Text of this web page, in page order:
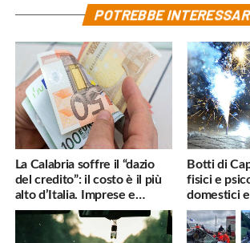
POTREBBE
La Calabria soffre il “dazio
del credito”: il costo è il più
alto d’Italia. Imprese e
famiglie penalizzate
Botti di
fisici e
domestici
utili